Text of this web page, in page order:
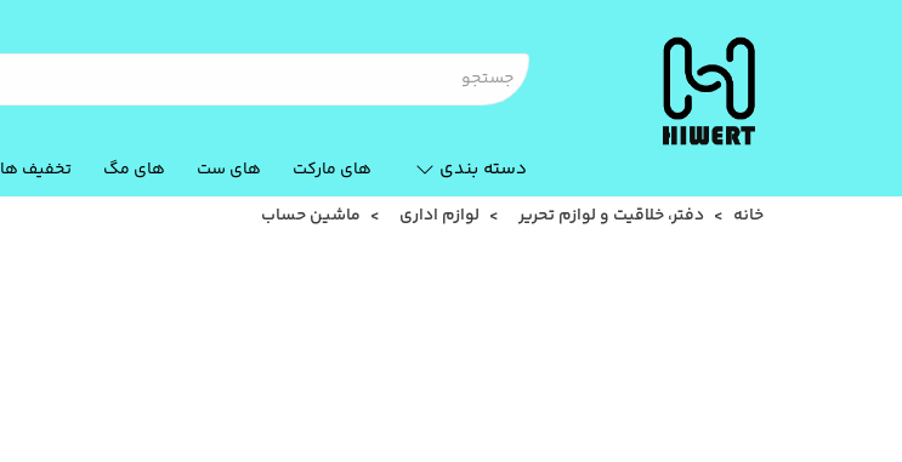
دسته بندی های مارکت های ست های مگ تخفیف ها
خانه
دفتر، خلاقیت و لوازم تحریر لوازم اداری ماشین حساب